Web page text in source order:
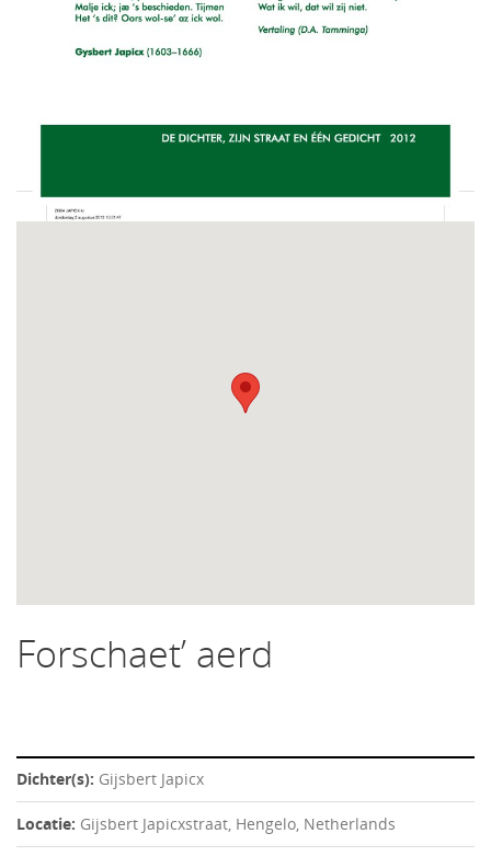
Forschaet’ aerd
Dichter(s): Gijsbert Japicx
Locatie: Gijsbert Japicxstraat, Hengelo, Netherlands